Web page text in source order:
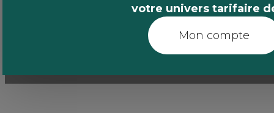
votre univers tarifaire
Mon compte